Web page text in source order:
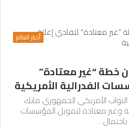
أخبار العالم
خطة “غير معتادة”
الفدرالية الأمريكية
الأمريكي الجمهوري مايك
معتادة لتمويل المؤسسات
باحتمال…